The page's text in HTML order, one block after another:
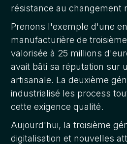
résistance au changement
Prenons l'exemple d'une
manufacturière de
valorisée à 25 millions
avait bâti sa réputation sur
artisanale. La deuxième
industrialisé les process
cette exigence qualité.
Aujourd'hui, la troisième
digitalisation et nouvelles